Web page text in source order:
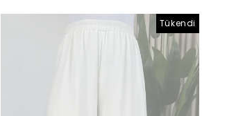
Tükendi